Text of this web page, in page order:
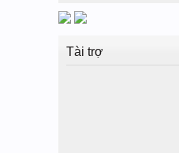
Tài trợ